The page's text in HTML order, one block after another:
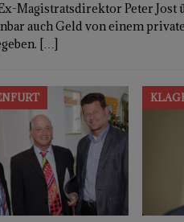
Magistratsdirektor Peter Jost
auch Geld von einem
[…]